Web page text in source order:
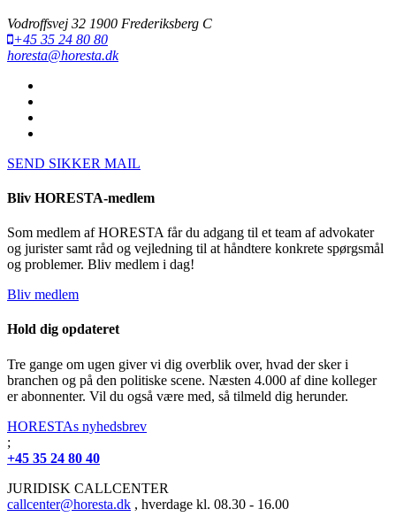
Vodroffsvej 32 1900 Frederiksberg C
+45 35 24 80 80
horesta@horesta.dk
SEND SIKKER MAIL
Bliv HORESTA-medlem
Som medlem af HORESTA får du adgang til et team af advokater
og jurister samt råd og vejledning til at håndtere konkrete spørgsmål
og problemer. Bliv medlem i dag!
Bliv medlem
Hold dig opdateret
Tre gange om ugen giver vi dig overblik over, hvad der sker i
branchen og på den politiske scene. Næsten 4.000 af dine kolleger
er abonnenter. Vil du også være med, så tilmeld dig herunder.
HORESTAs nyhedsbrev
;
+45 35 24 80 40
JURIDISK CALLCENTER
callcenter@horesta.dk , hverdage kl. 08.30 - 16.00